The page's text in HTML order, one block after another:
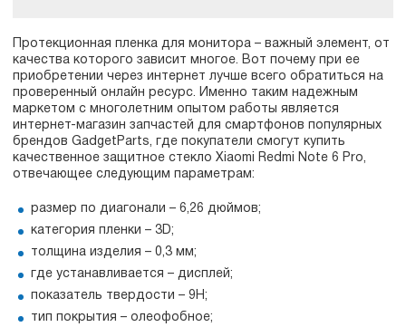
Протекционная пленка для монитора – важный элемент, от
качества которого зависит многое. Вот почему при ее
приобретении через интернет лучше всего обратиться на
проверенный онлайн ресурс. Именно таким надежным
маркетом с многолетним опытом работы является
интернет-магазин запчастей для смартфонов популярных
брендов GadgetParts, где покупатели смогут купить
качественное защитное стекло Xiaomi Redmi Note 6 Pro,
отвечающее следующим параметрам:
размер по диагонали – 6,26 дюймов;
категория пленки – 3D;
толщина изделия – 0,3 мм;
где устанавливается – дисплей;
показатель твердости – 9Н;
тип покрытия – олеофобное;